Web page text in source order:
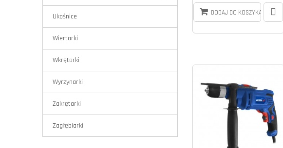
Ukośnice
Wiertarki
Wkrętarki
Wyrzynarki
Zakrętarki
Zagłębiarki
DODAJ DO KOSZYKA